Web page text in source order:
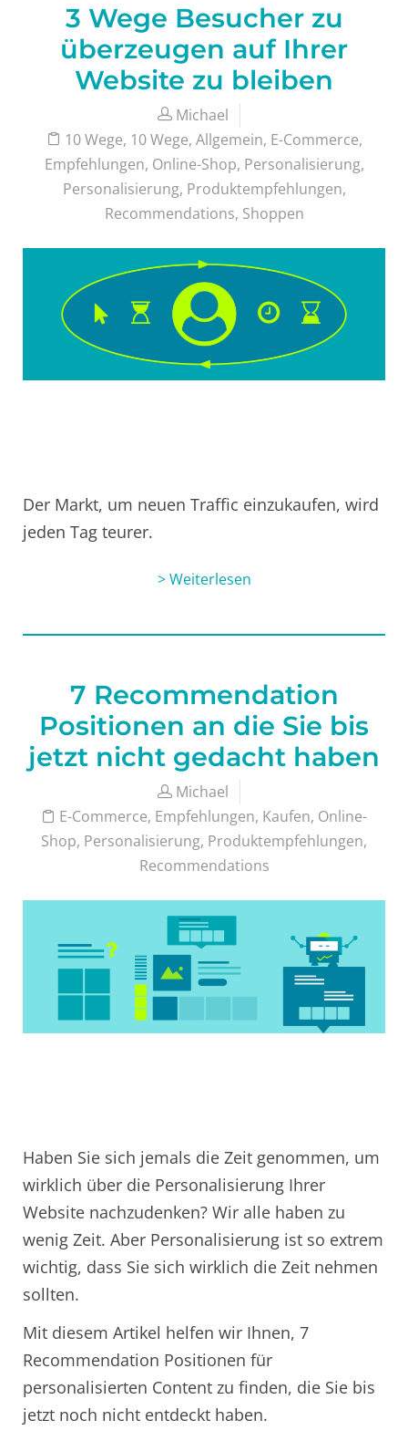
3 Wege Besucher zu
überzeugen auf Ihrer
Website zu bleiben
Michael
10 Wege, 10 Wege, Allgemein, E-Commerce,
Empfehlungen, Online-Shop, Personalisierung,
Personalisierung, Produktempfehlungen,
Recommendations, Shoppen
Der Markt, um neuen Traffic einzukaufen, wird
jeden Tag teurer.
> Weiterlesen
7 Recommendation
Positionen an die Sie bis
jetzt nicht gedacht haben
Michael
E-Commerce, Empfehlungen, Kaufen, Online-
Shop, Personalisierung, Produktempfehlungen,
Recommendations
Haben Sie sich jemals die Zeit genommen, um
wirklich über die Personalisierung Ihrer
Website nachzudenken? Wir alle haben zu
wenig Zeit. Aber Personalisierung ist so extrem
wichtig, dass Sie sich wirklich die Zeit nehmen
sollten.
Mit diesem Artikel helfen wir Ihnen, 7
Recommendation Positionen für
personalisierten Content zu finden, die Sie bis
jetzt noch nicht entdeckt haben.